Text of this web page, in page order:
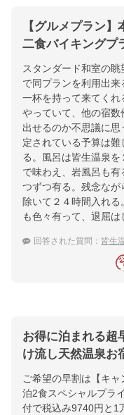
【グルメプラン
二食バイキングプ
スタンダード和室の
で同プランを利用出
一杯を持って来てくれ
やっていて、他の宿
出せるのか不思議に
定されている予算は
る。風呂は皆生温泉を
で味わえ、岩風呂も
つずつ有る。残念な
除いて２４時間入れ
も色々有って、退屈は
回答された質問： 皆生温
お得に泊まれる超
け流し天然温泉お
ご希望の早割は【キ
泊2食スペシャルプラ
付で税込み9740円と1